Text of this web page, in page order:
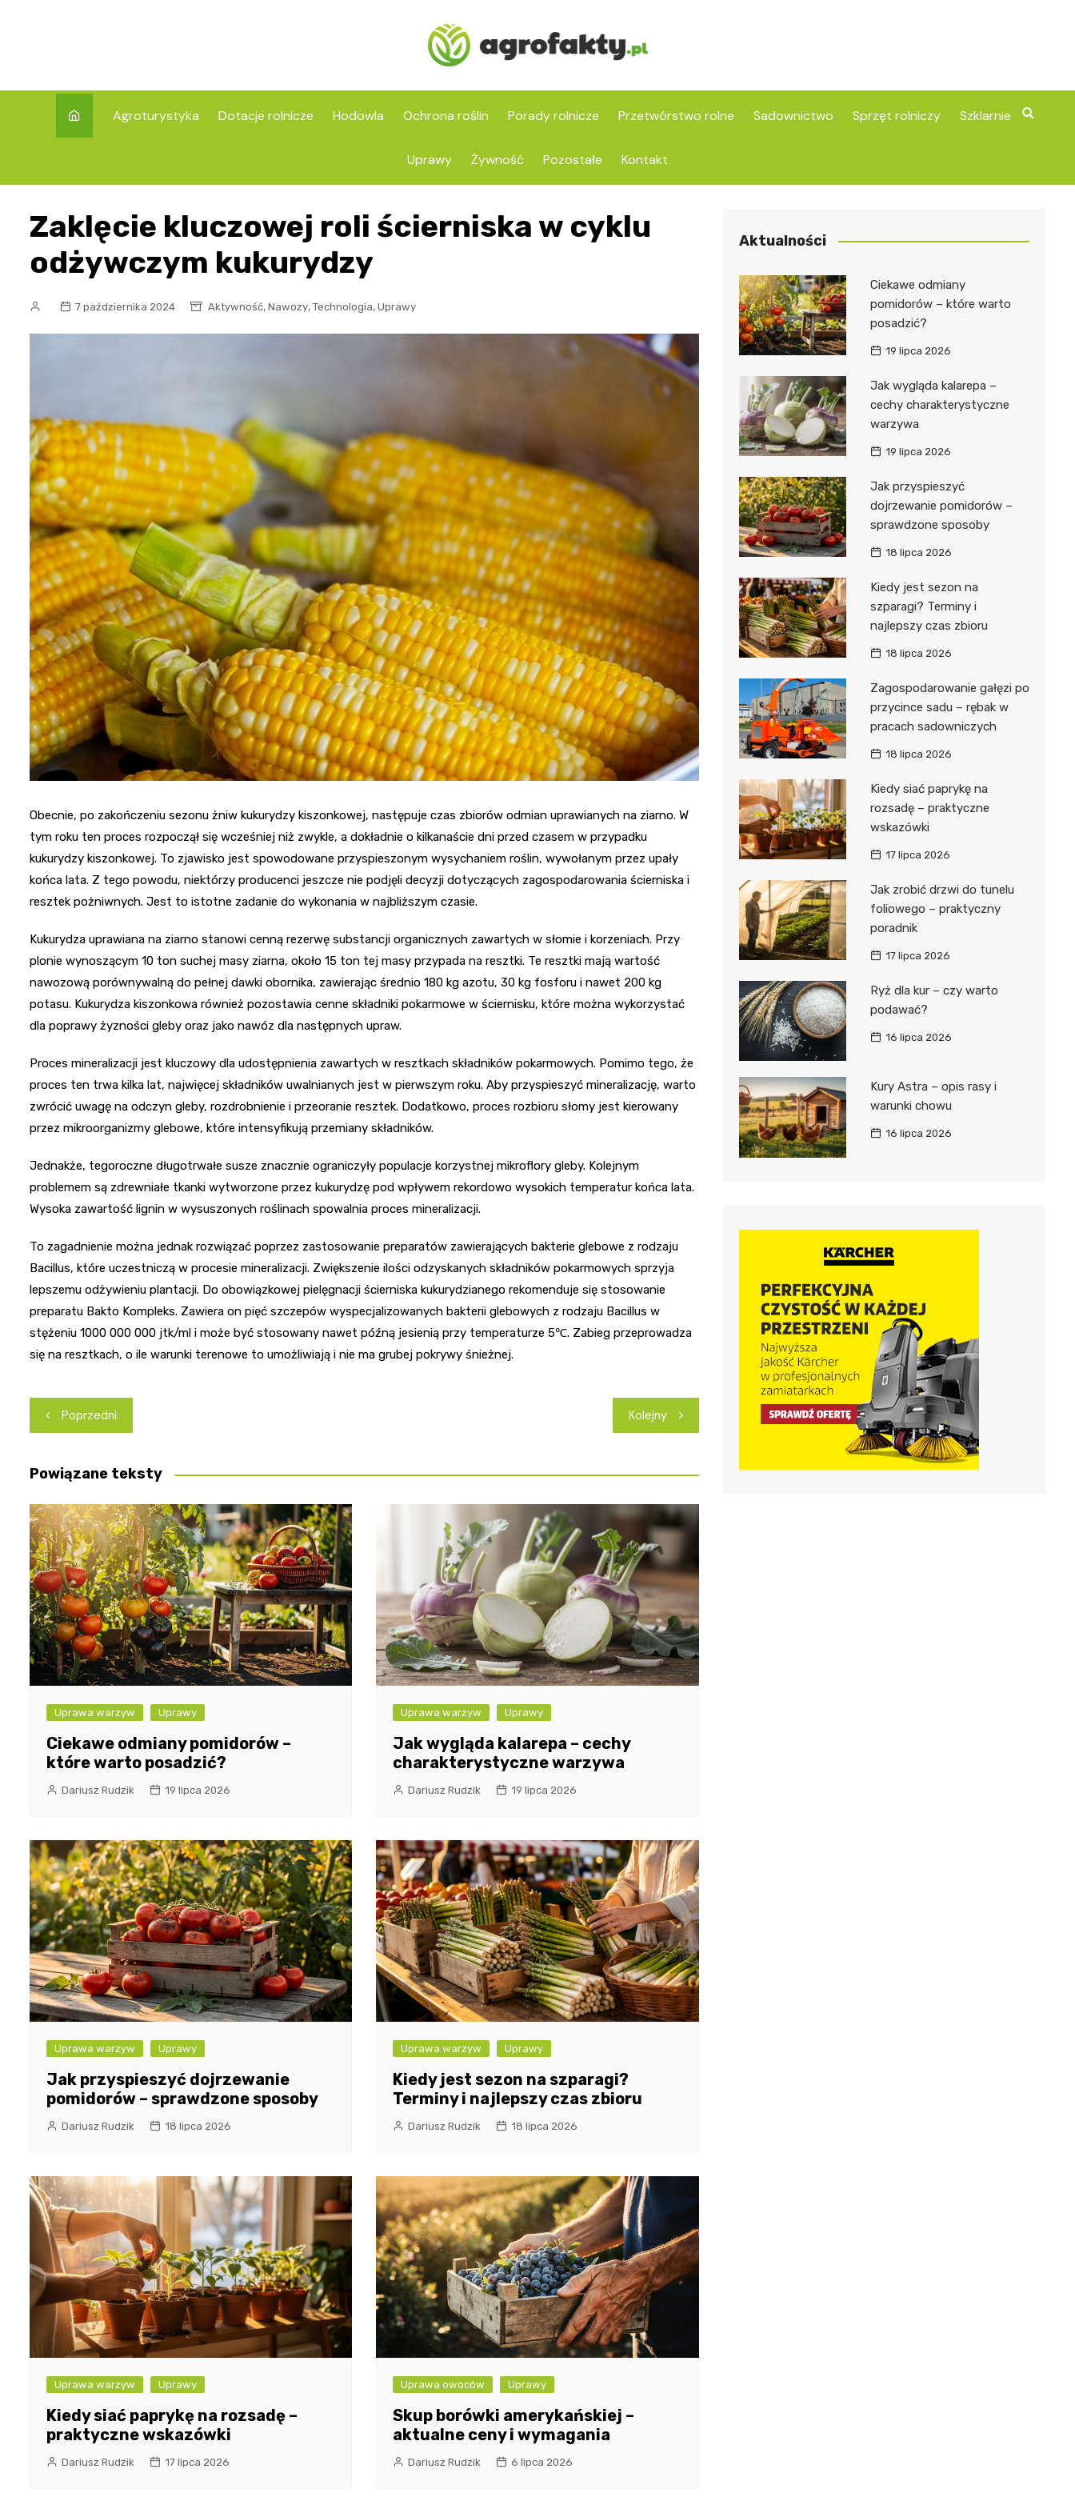
Agroturystyka Dotacje rolnicze Hodowla Ochrona roślin Porady rolnicze Przetwórstwo rolne Sadownictwo Sprzęt rolniczy Szklarnie
Uprawy Żywność Pozostałe Kontakt
Zaklęcie kluczowej roli ścierniska w cyklu
odżywczym kukurydzy
7 października 2024 Aktywność, Nawozy, Technologia, Uprawy
Obecnie, po zakończeniu sezonu żniw kukurydzy kiszonkowej, następuje czas zbiorów odmian uprawianych na ziarno. W
tym roku ten proces rozpoczął się wcześniej niż zwykle, a dokładnie o kilkanaście dni przed czasem w przypadku
kukurydzy kiszonkowej. To zjawisko jest spowodowane przyspieszonym wysychaniem roślin, wywołanym przez upały
końca lata. Z tego powodu, niektórzy producenci jeszcze nie podjęli decyzji dotyczących zagospodarowania ścierniska i
resztek pożniwnych. Jest to istotne zadanie do wykonania w najbliższym czasie.
Kukurydza uprawiana na ziarno stanowi cenną rezerwę substancji organicznych zawartych w słomie i korzeniach. Przy
plonie wynoszącym 10 ton suchej masy ziarna, około 15 ton tej masy przypada na resztki. Te resztki mają wartość
nawozową porównywalną do pełnej dawki obornika, zawierając średnio 180 kg azotu, 30 kg fosforu i nawet 200 kg
potasu. Kukurydza kiszonkowa również pozostawia cenne składniki pokarmowe w ściernisku, które można wykorzystać
dla poprawy żyzności gleby oraz jako nawóz dla następnych upraw.
Proces mineralizacji jest kluczowy dla udostępnienia zawartych w resztkach składników pokarmowych. Pomimo tego, że
proces ten trwa kilka lat, najwięcej składników uwalnianych jest w pierwszym roku. Aby przyspieszyć mineralizację, warto
zwrócić uwagę na odczyn gleby, rozdrobnienie i przeoranie resztek. Dodatkowo, proces rozbioru słomy jest kierowany
przez mikroorganizmy glebowe, które intensyfikują przemiany składników.
Jednakże, tegoroczne długotrwałe susze znacznie ograniczyły populacje korzystnej mikroflory gleby. Kolejnym
problemem są zdrewniałe tkanki wytworzone przez kukurydzę pod wpływem rekordowo wysokich temperatur końca lata.
Wysoka zawartość lignin w wysuszonych roślinach spowalnia proces mineralizacji.
To zagadnienie można jednak rozwiązać poprzez zastosowanie preparatów zawierających bakterie glebowe z rodzaju
Bacillus, które uczestniczą w procesie mineralizacji. Zwiększenie ilości odzyskanych składników pokarmowych sprzyja
lepszemu odżywieniu plantacji. Do obowiązkowej pielęgnacji ścierniska kukurydzianego rekomenduje się stosowanie
preparatu Bakto Kompleks. Zawiera on pięć szczepów wyspecjalizowanych bakterii glebowych z rodzaju Bacillus w
stężeniu 1000 000 000 jtk/ml i może być stosowany nawet późną jesienią przy temperaturze 5℃. Zabieg przeprowadza
się na resztkach, o ile warunki terenowe to umożliwiają i nie ma grubej pokrywy śnieżnej.
Nawigacja
wpisu
Poprzedni Kolejny
Powiązane teksty
Uprawa warzyw Uprawy
Ciekawe odmiany pomidorów –
które warto posadzić?
Dariusz Rudzik 19 lipca 2026
Uprawa warzyw Uprawy
Jak wygląda kalarepa – cechy
charakterystyczne warzywa
Dariusz Rudzik 19 lipca 2026
Uprawa warzyw Uprawy
Jak przyspieszyć dojrzewanie
pomidorów – sprawdzone sposoby
Dariusz Rudzik 18 lipca 2026
Uprawa warzyw Uprawy
Kiedy jest sezon na szparagi?
Terminy i najlepszy czas zbioru
Dariusz Rudzik 18 lipca 2026
Uprawa warzyw Uprawy
Kiedy siać paprykę na rozsadę –
praktyczne wskazówki
Dariusz Rudzik 17 lipca 2026
Uprawa owoców Uprawy
Skup borówki amerykańskiej –
aktualne ceny i wymagania
Dariusz Rudzik 6 lipca 2026
Aktualności
Ciekawe odmiany
pomidorów – które warto
posadzić?
19 lipca 2026
Jak wygląda kalarepa –
cechy charakterystyczne
warzywa
19 lipca 2026
Jak przyspieszyć
dojrzewanie pomidorów –
sprawdzone sposoby
18 lipca 2026
Kiedy jest sezon na
szparagi? Terminy i
najlepszy czas zbioru
18 lipca 2026
Zagospodarowanie gałęzi po
przycince sadu – rębak w
pracach sadowniczych
18 lipca 2026
Kiedy siać paprykę na
rozsadę – praktyczne
wskazówki
17 lipca 2026
Jak zrobić drzwi do tunelu
foliowego – praktyczny
poradnik
17 lipca 2026
Ryż dla kur – czy warto
podawać?
16 lipca 2026
Kury Astra – opis rasy i
warunki chowu
16 lipca 2026